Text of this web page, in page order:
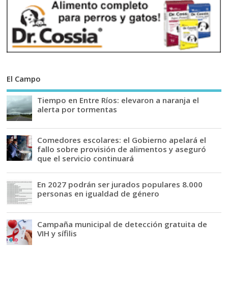
El Campo
Tiempo en Entre Ríos: elevaron a naranja el
alerta por tormentas
Comedores escolares: el Gobierno apelará el
fallo sobre provisión de alimentos y aseguró
que el servicio continuará
En 2027 podrán ser jurados populares 8.000
personas en igualdad de género
Campaña municipal de detección gratuita de
VIH y sífilis